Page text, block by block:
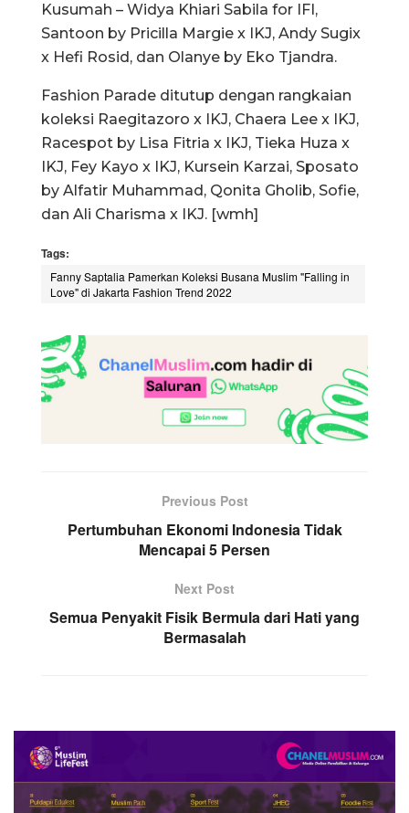
Kusumah – Widya Khiari Sabila for IFI,
Santoon by Pricilla Margie x IKJ, Andy Sugix
x Hefi Rosid, dan Olanye by Eko Tjandra.
Fashion Parade ditutup dengan rangkaian
koleksi Raegitazoro x IKJ, Chaera Lee x IKJ,
Racespot by Lisa Fitria x IKJ, Tieka Huza x
IKJ, Fey Kayo x IKJ, Kursein Karzai, Sposato
by Alfatir Muhammad, Qonita Gholib, Sofie,
dan Ali Charisma x IKJ. [wmh]
Tags:
Fanny Saptalia Pamerkan Koleksi Busana Muslim "Falling in
Love" di Jakarta Fashion Trend 2022
Previous Post
Pertumbuhan Ekonomi Indonesia Tidak
Mencapai 5 Persen
Next Post
Semua Penyakit Fisik Bermula dari Hati yang
Bermasalah